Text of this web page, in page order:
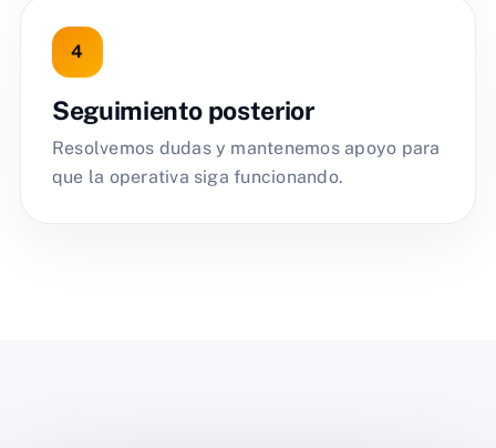
Seguimiento posterior
Resolvemos dudas y mantenemos apoyo para
que la operativa siga funcionando.